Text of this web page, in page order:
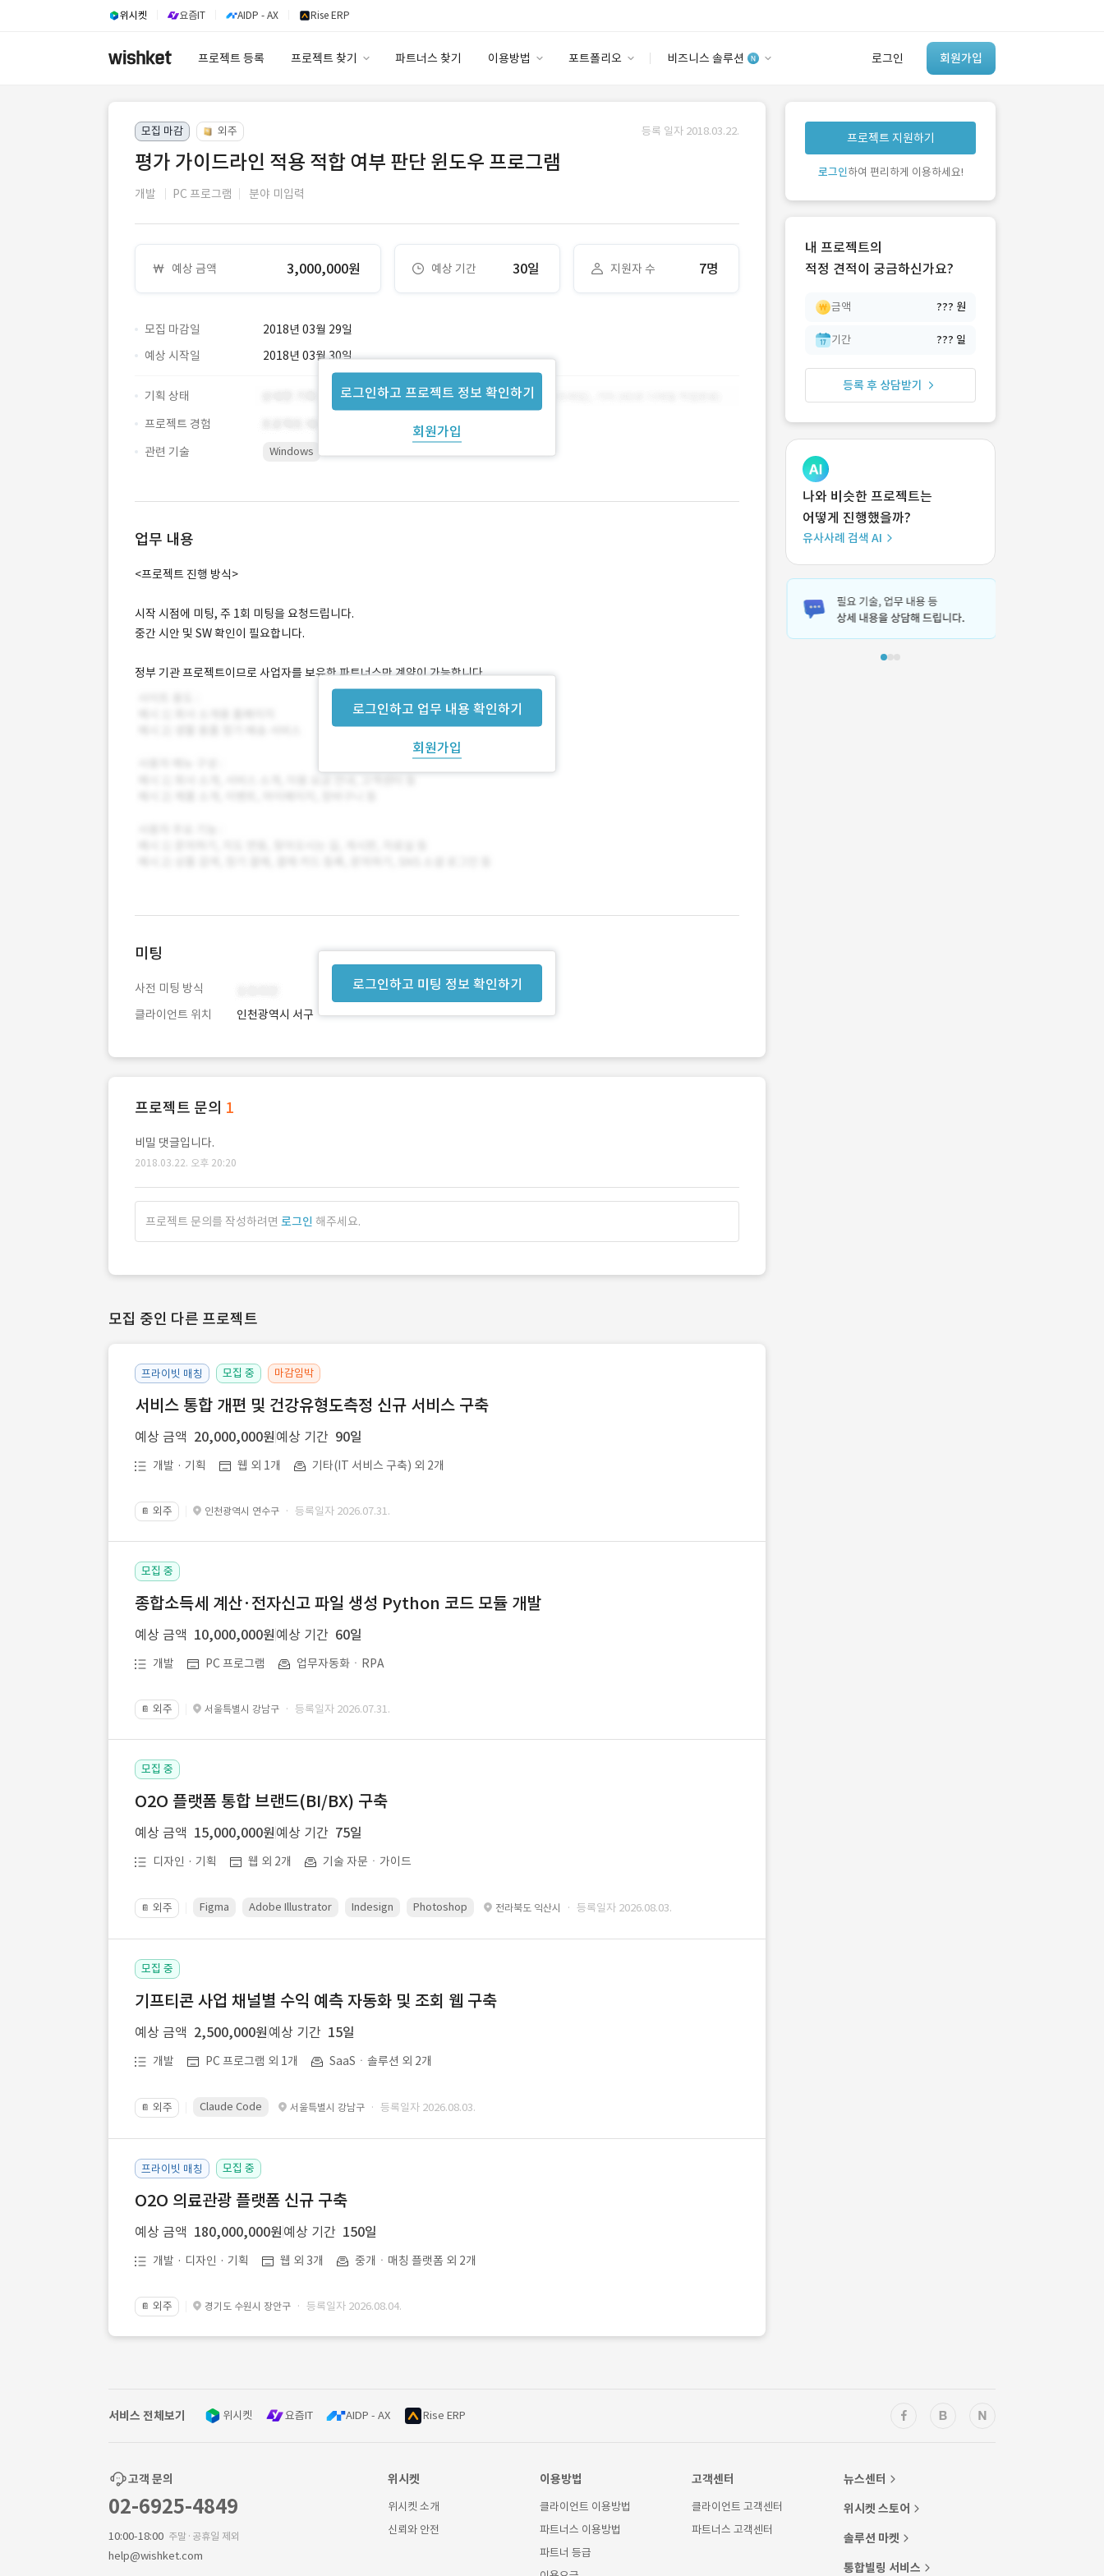
위시켓 요즘IT AIDP - AX Rise ERP
프로젝트 등록 프로젝트 찾기 파트너스 찾기 이용방법 포트폴리오 비즈니스 솔루션 로그인 회원가입
이용요금
고객센터
안심 코드 케어
유사사례 검색 AI
‘이런 거’ 만들어본
개발 회사 있어?
모집 마감 외주 등록 일자 2018.03.22.
평가 가이드라인 적용 적합 여부 판단 윈도우 프로그램
개발 PC 프로그램 분야 미입력
예상 금액 3,000,000원 예상 기간 30일 지원자 수 7명
모집 마감일 2018년 03월 29일
로그인하고 프로젝트 정보 확인하기
회원가입
예상 시작일 2018년 03월 30일
기획 상태
프로젝트 경험
관련 기술
Windows
업무 내용
로그인하고 업무 내용 확인하기
회원가입
<프로젝트 진행 방식>
시작 시점에 미팅, 주 1회 미팅을 요청드립니다.
중간 시안 및 SW 확인이 필요합니다.
정부 기관 프로젝트이므로 사업자를 보유한 파트너스만 계약이 가능합니다.
로그인하고 미팅 정보 확인하기
미팅
사전 미팅 방식
클라이언트 위치
인천광역시 서구
프로젝트 문의 1
비밀 댓글입니다.
2018.03.22. 오후 20:20
프로젝트 문의를 작성하려면 로그인 해주세요.
모집 중인 다른 프로젝트
프라이빗 매칭 모집 중 마감임박
서비스 통합 개편 및 건강유형도측정 신규 서비스 구축
예상 금액 20,000,000원 예상 기간 90일
개발 · 기획 웹 외 1개 기타(IT 서비스 구축) 외 2개
📔 외주 인천광역시 연수구 · 등록일자 2026.07.31.
모집 중
종합소득세 계산·전자신고 파일 생성 Python 코드 모듈 개발
예상 금액 10,000,000원 예상 기간 60일
개발 PC 프로그램 업무자동화ㆍRPA
📔 외주 서울특별시 강남구 · 등록일자 2026.07.31.
모집 중
O2O 플랫폼 통합 브랜드(BI/BX) 구축
예상 금액 15,000,000원 예상 기간 75일
디자인 · 기획 웹 외 2개 기술 자문ㆍ가이드
📔 외주 Figma Adobe Illustrator Indesign Photoshop 전라북도 익산시 · 등록일자 2026.08.03.
모집 중
기프티콘 사업 채널별 수익 예측 자동화 및 조회 웹 구축
예상 금액 2,500,000원 예상 기간 15일
개발 PC 프로그램 외 1개 SaaSㆍ솔루션 외 2개
📔 외주 Claude Code 서울특별시 강남구 · 등록일자 2026.08.03.
프라이빗 매칭 모집 중
O2O 의료관광 플랫폼 신규 구축
예상 금액 180,000,000원 예상 기간 150일
개발 · 디자인 · 기획 웹 외 3개 중개ㆍ매칭 플랫폼 외 2개
📔 외주 경기도 수원시 장안구 · 등록일자 2026.08.04.
프로젝트 지원하기
로그인하여 편리하게 이용하세요!
내 프로젝트의
적정 견적이 궁금하신가요?
금액 ??? 원
기간 ??? 일
등록 후 상담받기
나와 비슷한 프로젝트는
어떻게 진행했을까?
유사사례 검색 AI
서비스 전체보기 위시켓 요즘IT AIDP - AX Rise ERP
고객 문의
02-6925-4849
10:00-18:00 주말·공휴일 제외
help@wishket.com
위시켓
위시켓 소개
신뢰와 안전
이용방법
클라이언트 이용방법
파트너스 이용방법
파트너 등급
고객센터
클라이언트 고객센터
파트너스 고객센터
뉴스센터
위시켓 스토어
솔루션 마켓
통합빌링 서비스